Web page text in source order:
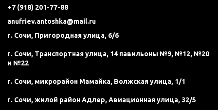
+7 (918) 201-77-88
anufriev.antoshka@mail.ru
г. Сочи, Пригородная улица, 6/6
г. Сочи, Транспортная улица, 14 павильоны №9, №12, №20
и №22
г. Сочи, микрорайон Мамайка, Волжская улица, 1/1
г. Сочи, жилой район Адлер, Авиационная улица, 32/5